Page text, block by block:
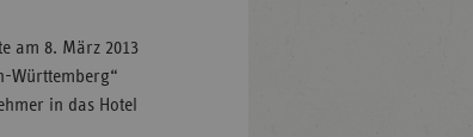
E-
teilen
am 8. März 2013
Württemberg“
in das Hotel